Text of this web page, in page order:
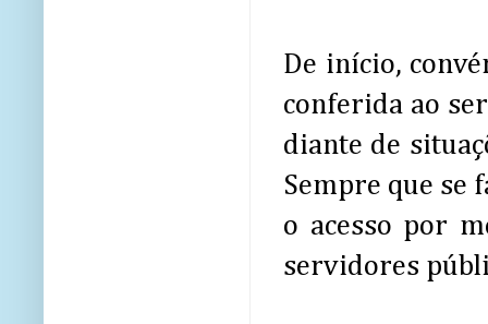
De início,
conferida ao
diante de
Sempre que se
o acesso por
servidores